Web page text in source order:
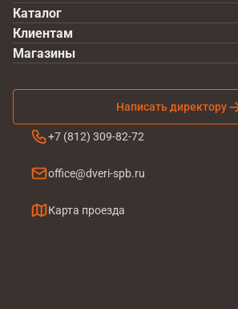
Каталог
Клиентам
Написать директору
+7 (812) 309-82-72
office@dveri-spb.ru
Карта проезда
Магазины